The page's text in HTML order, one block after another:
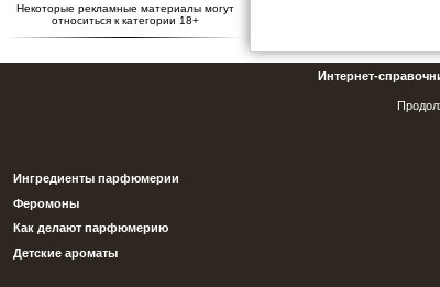
Некоторые рекламные материалы могут
относиться к категории 18+
Интернет-
Ингредиенты парфюмерии
Феромоны
Как делают парфюмерию
Детские ароматы